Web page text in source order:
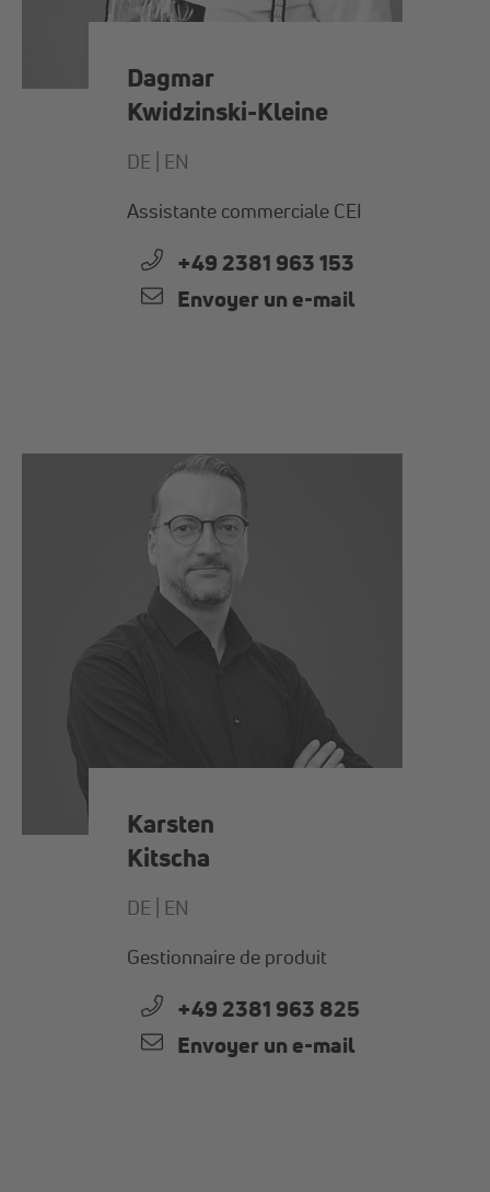
Dagmar
Kwidzinski-Kleine
DE | EN
Assistante commerciale CEI
+49 2381 963 153
Envoyer un e-mail
Karsten
Kitscha
DE | EN
Gestionnaire de produit
+49 2381 963 825
Envoyer un e-mail